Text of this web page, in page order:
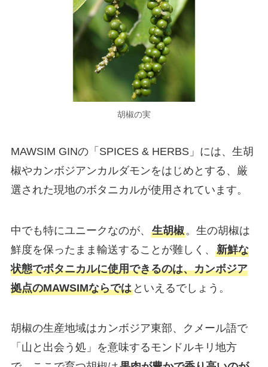
胡椒の実
MAWSIM GINの「SPICES & HERBS」には、生胡
椒やカンボジアンカルダモンをはじめとする、厳
選された現地のボタニカルが使用されています。
中でも特にユニークなのが、 生胡椒。生の胡椒は
鮮度を保ったまま輸送することが難しく、 新鮮な
状態でボタニカルに使用できるのは、カンボジア
拠点のMAWSIMならではといえるでしょう。
胡椒の生産地域はカンボジア東部、クメール語で
「山と出会う処」を意味するモンドルキリ地方